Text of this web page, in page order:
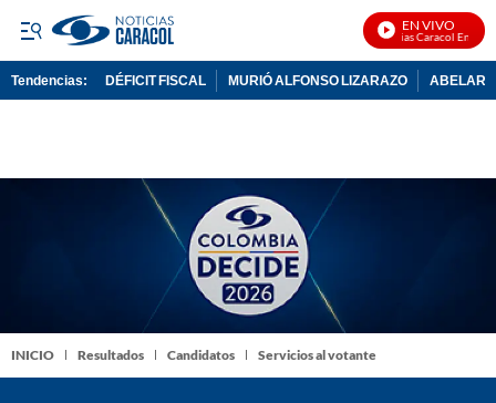
EN VIVO
Noticias Caracol En Vivo
Tendencias: DÉFICIT FISCAL MURIÓ ALFONSO LIZARAZO
INICIO Resultados Candidatos Servicios al votante